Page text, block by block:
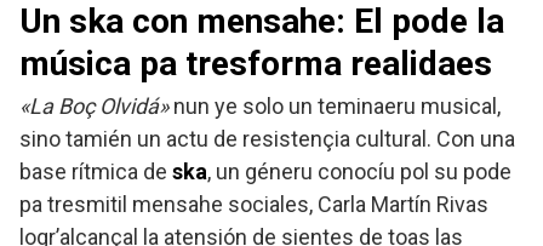
Un ska con mensahe: El pode la
música pa tresforma realidaes
«La Boç Olvidá»nun ye solo un teminaeru musical,
sino tamién un actu de resistençia cultural. Con una
base rítmica de ska, un géneru conocíu pol su pode
pa tresmitil mensahe sociales, Carla Martín Rivas
logr’alcançal la atensión de sientes de toas las